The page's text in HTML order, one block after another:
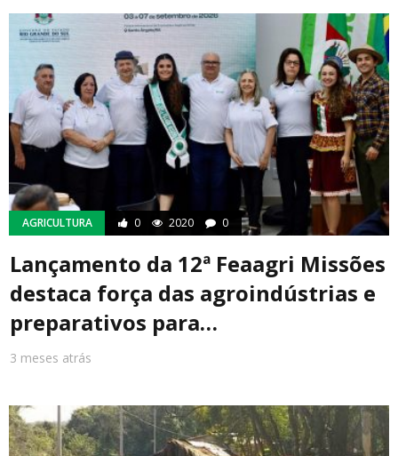
AGRICULTURA 0 2020 0
Lançamento da 12ª Feaagri Missões
destaca força das agroindústrias e
preparativos para…
3 meses atrás